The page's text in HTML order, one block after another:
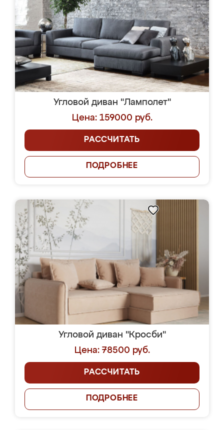
Угловой диван "Ламполет"
Цена: 159000 руб.
РАССЧИТАТЬ
ПОДРОБНЕЕ
Угловой диван "Кросби"
Цена: 78500 руб.
РАССЧИТАТЬ
ПОДРОБНЕЕ